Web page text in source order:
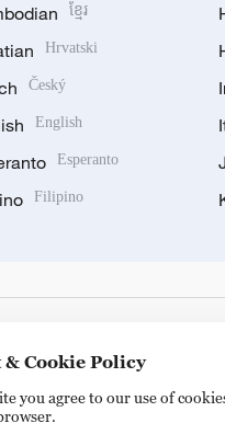
ខ្មែរ
Hrvatski
Český
English
Esperanto
Filipino
Cookie Policy
you agree to our use of